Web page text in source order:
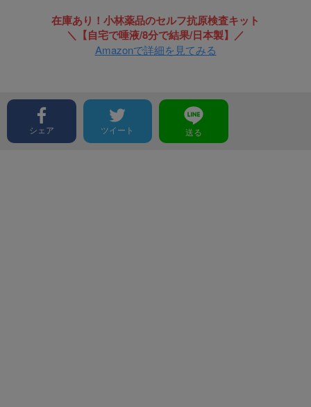
在庫あり！小林薬品のセルフ抗原検査キット
＼【自宅で唾液/8分で結果/日本製】／
Amazonで詳細を見てみる
シェア ツイート 送る